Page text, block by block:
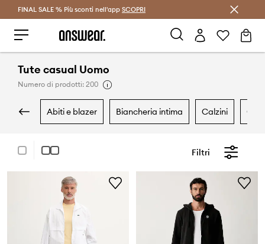
Risparmia con Answear Club >
FINAL SALE % Più sconti nell'app SCOPRI
Tute casual Uomo
Numero di prodotti: 200
abiti e blazer biancheria intima calzini
Filtri